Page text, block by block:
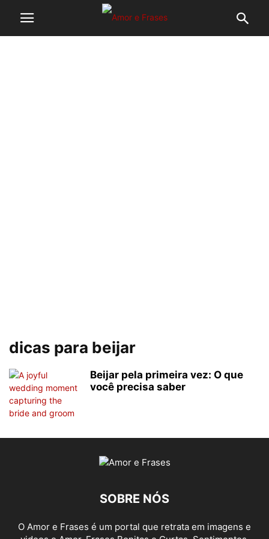
dicas para beijar
Beijar pela primeira vez: O que
você precisa saber
SOBRE NÓS
O Amor e Frases é um portal que retrata em imagens e